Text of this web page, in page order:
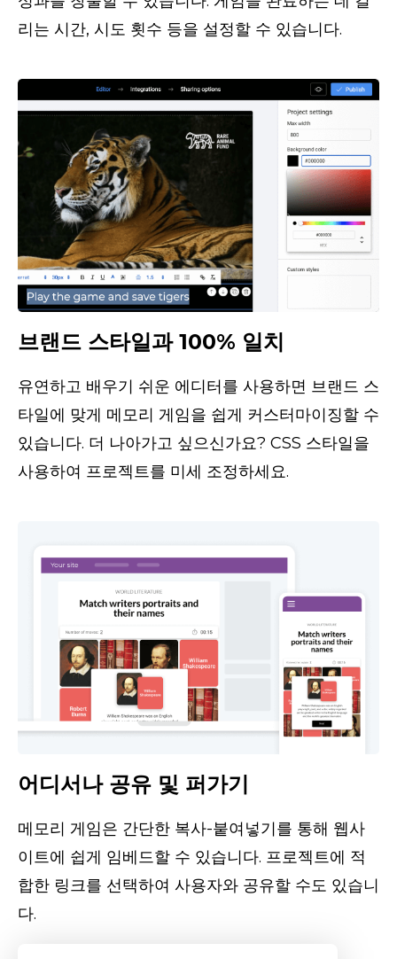
리는 시간, 시도 횟수 등을 설정할 수 있습니다.
브랜드 스타일과 100% 일치
유연하고 배우기 쉬운 에디터를 사용하면 브랜드 스
타일에 맞게 메모리 게임을 쉽게 커스터마이징할 수
있습니다. 더 나아가고 싶으신가요? CSS 스타일을
사용하여 프로젝트를 미세 조정하세요.
어디서나 공유 및 퍼가기
메모리 게임은 간단한 복사-붙여넣기를 통해 웹사
이트에 쉽게 임베드할 수 있습니다. 프로젝트에 적
합한 링크를 선택하여 사용자와 공유할 수도 있습니
다.